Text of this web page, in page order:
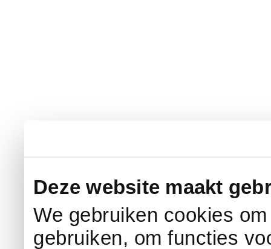
Deze website maakt
We gebruiken cookies
gebruiken, om functies